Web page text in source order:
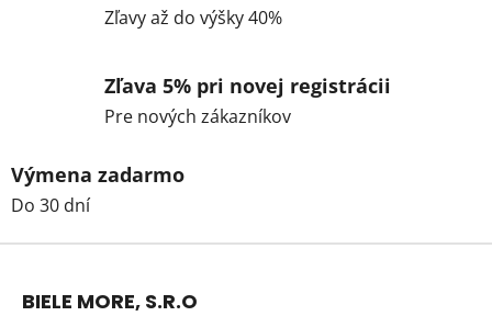
Zľavy až do výšky 40%
Zľava 5% pri novej registrácii
Pre nových zákazníkov
Výmena zadarmo
Do 30 dní
Z
BIELE MORE, S.R.O